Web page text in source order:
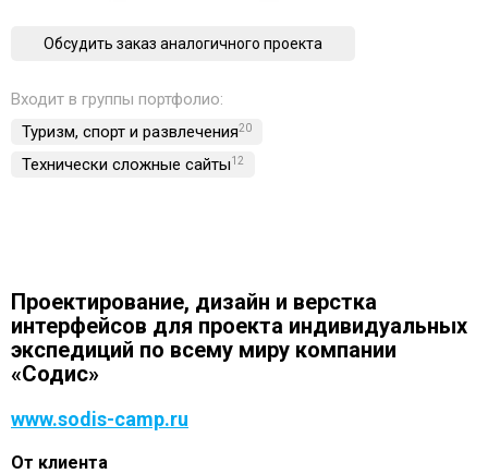
Обсудить заказ аналогичного проекта
Входит в группы портфолио:
Туризм, спорт и развлечения20
Технически сложные сайты12
Проектирование, дизайн и верстка
интерфейсов для проекта индивидуальных
экспедиций по всему миру компании
«Содис»
www.sodis-camp.ru
От клиента